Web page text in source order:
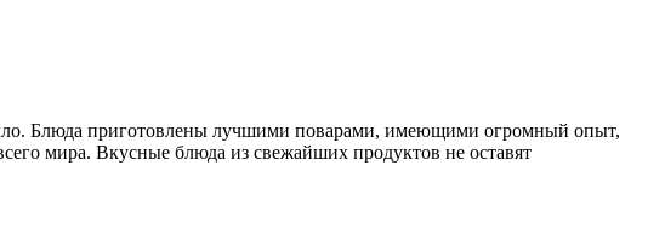
Блюда приготовлены лучшими поварами, имеющими огромный опыт,
мира. Вкусные блюда из свежайших продуктов не оставят